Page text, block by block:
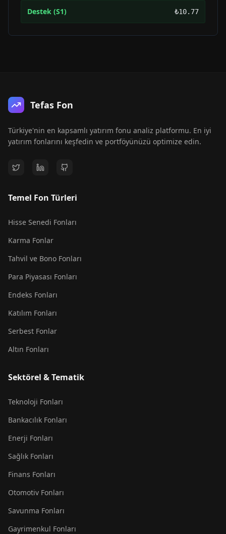
Destek (S1) ₺10.77
Tefas Fon
Türkiye'nin en kapsamlı yatırım fonu analiz platformu. En iyi
yatırım fonlarını keşfedin ve portföyünüzü optimize edin.
Temel Fon Türleri
Hisse Senedi Fonları
Karma Fonlar
Tahvil ve Bono Fonları
Para Piyasası Fonları
Endeks Fonları
Katılım Fonları
Serbest Fonlar
Altın Fonları
Sektörel & Tematik
Teknoloji Fonları
Bankacılık Fonları
Enerji Fonları
Sağlık Fonları
Finans Fonları
Otomotiv Fonları
Savunma Fonları
Gayrimenkul Fonları